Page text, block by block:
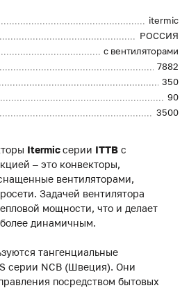
itermic
РОССИЯ
с вентиляторами
7882
350
90
3500
Itermicсерии ITTB с
– это конвекторы,
вентиляторами,
Задачей вентилятора
мощности, что и делает
динамичным.
тангенциальные
серии NCB (Швеция). Они
посредством бытовых